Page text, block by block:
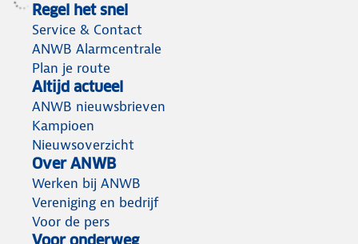
Regel het snel
Service & Contact
ANWB Alarmcentrale
Plan je route
Altijd actueel
ANWB nieuwsbrieven
Kampioen
Nieuwsoverzicht
Over ANWB
Werken bij ANWB
Vereniging en bedrijf
Voor de pers